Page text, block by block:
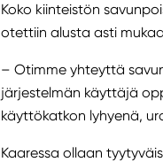
Koko kiinteistön
otettiin alusta asti
– Otimme yhteyttä
järjestelmän käyttäjä
käyttökatkon lyhyenä,
Kaaressa ollaan